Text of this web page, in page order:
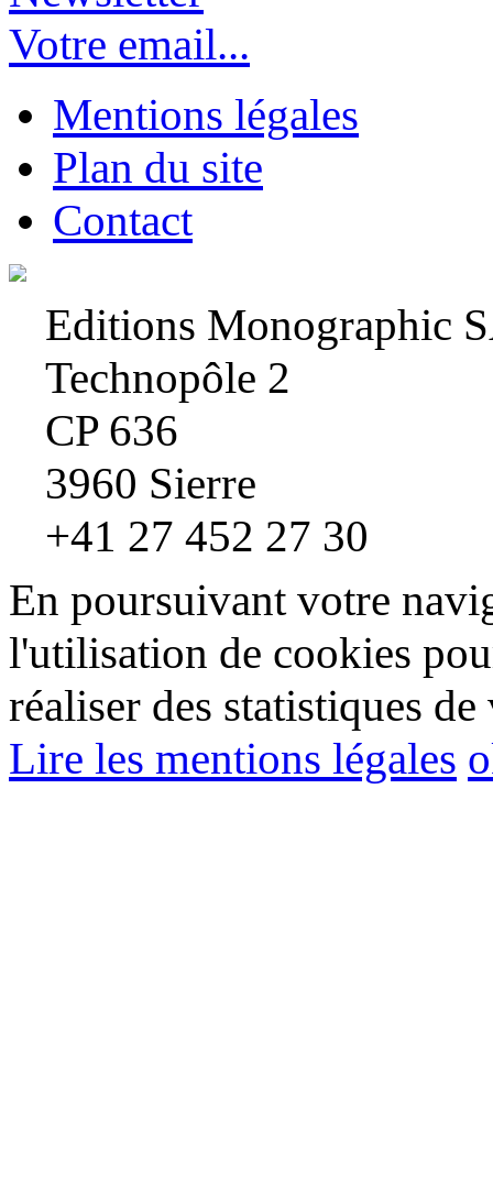
Votre email...
Mentions légales
Plan du site
Contact
Editions Monographic
Technopôle 2
CP 636
3960 Sierre
+41 27 452 27 30
En poursuivant votre
l'utilisation de cookies
réaliser des statistiques de
Lire les mentions légales